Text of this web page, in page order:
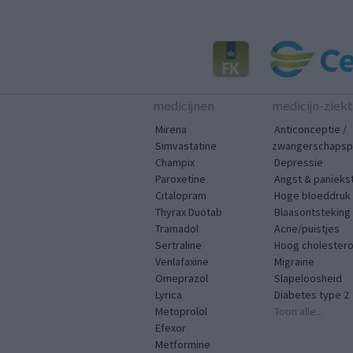
medicijnen
Mirena
Simvastatine
Champix
Paroxetine
Citalopram
Thyrax Duotab
Tramadol
Sertraline
Venlafaxine
Omeprazol
Lyrica
Metoprolol
Efexor
Metformine
medicijn-
Anticonceptie /
Depressie
Angst &
Hoge bloeddruk
Blaasontsteking
Acne/puistjes
Hoog
Migraine
Slapeloosheid
Diabetes type 2
Toon alle...